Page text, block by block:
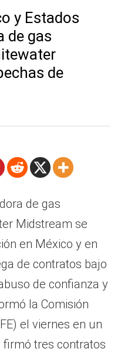
y Estados
de gas
de
de gas
Midstream se
en México y en
de contratos bajo
de confianza y
la Comisión
el viernes en un
tres contratos